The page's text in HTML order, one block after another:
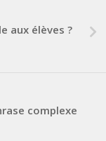
aux élèves ?
complexe